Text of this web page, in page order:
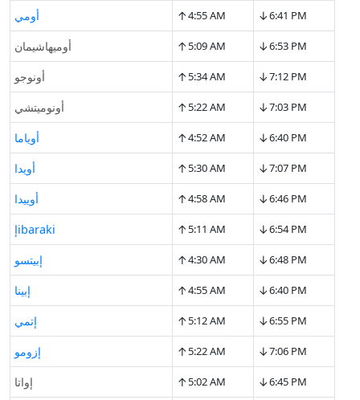
أومي ↑4:55 AM ↓6:41 PM
أوميهاشيمان ↑5:09 AM ↓6:53 PM
أونوجو ↑5:34 AM ↓7:12 PM
أونوميتشي ↑5:22 AM ↓7:03 PM
أوياما ↑4:52 AM ↓6:40 PM
أويدا ↑5:30 AM ↓7:07 PM
أوييدا ↑4:58 AM ↓6:46 PM
إibaraki ↑5:11 AM ↓6:54 PM
إبيتسو ↑4:30 AM ↓6:48 PM
إبينا ↑4:55 AM ↓6:40 PM
إتمي ↑5:12 AM ↓6:55 PM
إزومو ↑5:22 AM ↓7:06 PM
إواتا ↑5:02 AM ↓6:45 PM